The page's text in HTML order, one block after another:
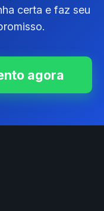
certa e faz seu
agora